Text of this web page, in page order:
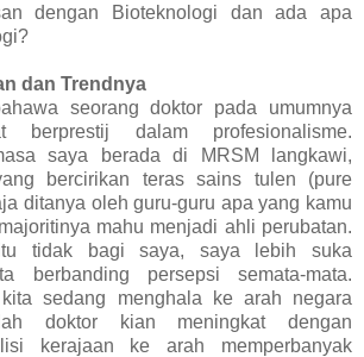
dengan Bioteknologi dan ada apa
dan Trendnya
seorang doktor pada umumnya
berprestij dalam profesionalisme.
saya berada di MRSM langkawi,
bercirikan teras sains tulen (pure
ditanya oleh guru-guru apa yang kamu
mahu menjadi ahli perubatan.
tidak bagi saya, saya lebih suka
berbanding persepsi semata-mata.
sedang menghala ke arah negara
doktor kian meningkat dengan
kerajaan ke arah memperbanyak